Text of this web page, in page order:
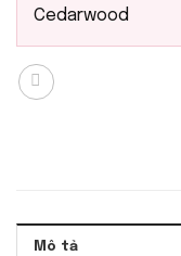
Cedarwood
Mô tả